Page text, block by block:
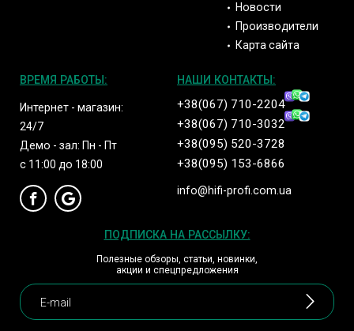
Новости
Производители
Карта сайта
ВРЕМЯ РАБОТЫ:
Интернет - магазин:
24/7
Демо - зал: Пн - Пт
с 11:00 до 18:00
НАШИ КОНТАКТЫ:
+38(067) 710-2204
+38(067) 710-3032
+38(095) 520-3728
+38(095) 153-6866
info@hifi-profi.com.ua
ПОДПИСКА НА РАССЫЛКУ:
Полезные обзоры, статьи, новинки,
акции и спецпредложения